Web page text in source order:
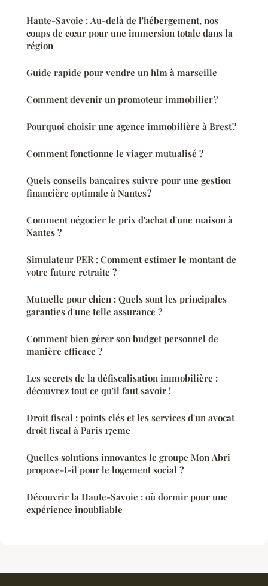
Haute-Savoie : Au-delà de l'hébergement, nos
coups de cœur pour une immersion totale dans la
région
Guide rapide pour vendre un hlm à marseille
Comment devenir un promoteur immobilier ?
Pourquoi choisir une agence immobilière à Brest ?
Comment fonctionne le viager mutualisé ?
Quels conseils bancaires suivre pour une gestion
financière optimale à Nantes ?
Comment négocier le prix d'achat d'une maison à
Nantes ?
Simulateur PER : Comment estimer le montant de
votre future retraite ?
Mutuelle pour chien : Quels sont les principales
garanties d'une telle assurance ?
Comment bien gérer son budget personnel de
manière efficace ?
Les secrets de la défiscalisation immobilière :
découvrez tout ce qu'il faut savoir !
Droit fiscal : points clés et les services d'un avocat
droit fiscal à Paris 17eme
Quelles solutions innovantes le groupe Mon Abri
propose-t-il pour le logement social ?
Découvrir la Haute-Savoie : où dormir pour une
expérience inoubliable